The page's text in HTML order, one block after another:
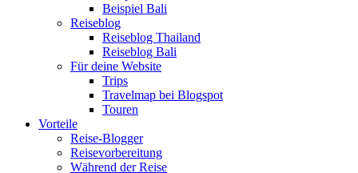
Beispiel Bali
Reiseblog
Reiseblog Thailand
Reiseblog Bali
Für deine Website
Trips
Travelmap bei Blogspot
Touren
Vorteile
Reise-Blogger
Reisevorbereitung
Während der Reise